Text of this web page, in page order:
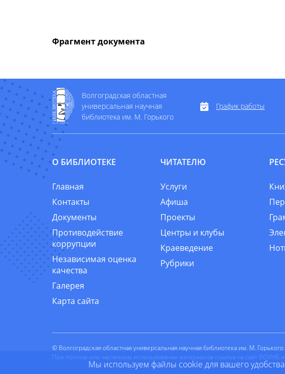
Фрагмент документа
Волгоградская областная
универсальная научная
библиотека им. М. Горького
График работы
О БИБЛИОТЕКЕ
Главная
Контакты
Документы
Противодействие
коррупции
Независимая оценка
качества
Галерея
Карта сайта
ЧИТАТЕЛЮ
Услуги
Афиша
Проекты
Центры и клубы
Краеведение
Рубрики
© Волгоградская областная универсальная научная библиотека им. М. Горького
При полном или частичном использовании материалов ссылка на сайт ВОУНБ
Мы используем файлы cookie для вашего